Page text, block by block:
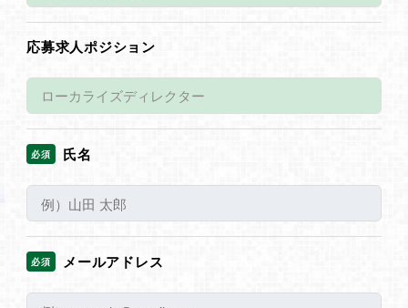
応募求人ポジション
必須 氏名
必須 メールアドレス